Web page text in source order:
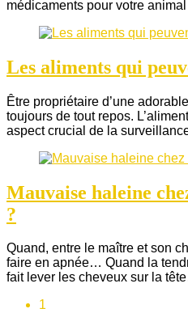
médicaments pour votre
Les aliments qui
Être propriétaire d’une
toujours de tout repos.
aspect crucial de la
Mauvaise haleine
?
Quand, entre le maître et son
faire en apnée… Quand la
fait lever les cheveux sur la
1